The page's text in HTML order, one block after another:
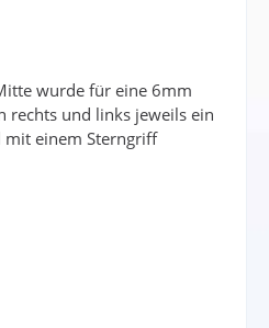
wurde für eine 6mm
rechts und links jeweils ein
mit einem Sterngriff